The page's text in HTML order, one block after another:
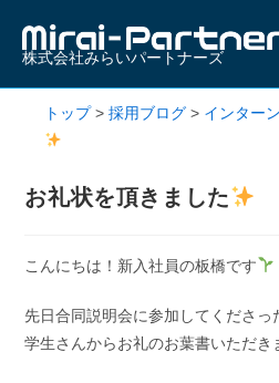
株式会社みらいパートナーズ
トップ> 採用ブログ > インター
お礼状を頂きました
こんにちは！新入社員の板橋です
先日合同説明会に参加してくださっ
学生さんからお礼のお葉書いただき